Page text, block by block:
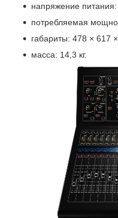
напряжение
потребляемая
габариты: 478 × 617
масса: 14,3 кг.